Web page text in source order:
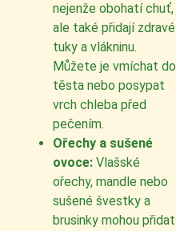
nejenže obohatí chuť,
ale také přidají zdravé
tuky a vlákninu.
Můžete je vmíchat do
těsta nebo posypat
vrch chleba před
pečením.
Ořechy a sušené
ovoce: Vlašské
ořechy, mandle nebo
sušené švestky a
brusinky mohou přidat